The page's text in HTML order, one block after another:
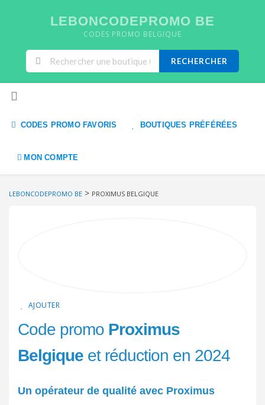
LEBONCODEPROMO BE
CODES PROMO BELGIQUE
RECHERCHER
CODES PROMO FAVORIS BOUTIQUES PRÉFÉRÉES
MON COMPTE
LEBONCODEPROMO BE > PROXIMUS BELGIQUE
AJOUTER
Code promo Proximus
Belgique et réduction en 2024
Un opérateur de qualité avec Proximus